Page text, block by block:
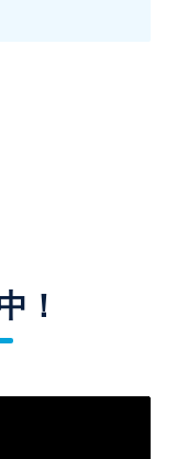
！